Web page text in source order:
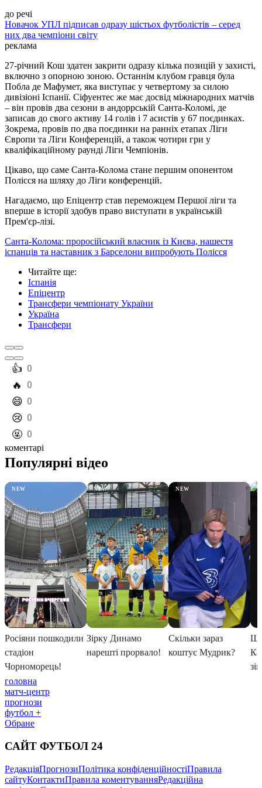
до речі
Новачок УПЛ підписав одразу шістьох футболістів – серед
них два чемпіони світу
реклама
27-річний Кош здатен закрити одразу кілька позицій у захисті,
включно з опорною зоною. Останнім клубом гравця була
Побла де Мафумет, яка виступає у четвертому за силою
дивізіоні Іспанії. Сіфуентес же має досвід міжнародних матчів
– він провів два сезони в андоррській Санта-Коломі, де
записав до свого активу 14 голів і 7 асистів у 67 поєдинках.
Зокрема, провів по два поєдинки на ранніх етапах Ліги
Європи та Ліги Конференцій, а також чотири гри у
кваліфікаційному раунді Ліги Чемпіонів.
Цікаво, що саме Санта-Колома стане першим опонентом
Полісся на шляху до Ліги конференцій.
Нагадаємо, що Епіцентр став переможцем Першої ліги та
вперше в історії здобув право виступати в українській
Прем'єр-лізі.
Санта-Колома: проросійський власник із Києва, нашестя
іспанців та наставник з Барселони випробують Полісся
Читайте ще:
Іспанія
Епіцентр
Трансфери чемпіонату України
Україна
Трансфери
️👍 0
️🔥 0
️😄 0
️😢 0
️🤬 0
коментарі
головна
матч-центр
прогнози
футбол +
Обране
САЙТ ФУТБОЛ 24
РедакціяПрогнозиПолітика конфіденційностіПравила
сайтуКонтактиПравила коментуванняРедакційна